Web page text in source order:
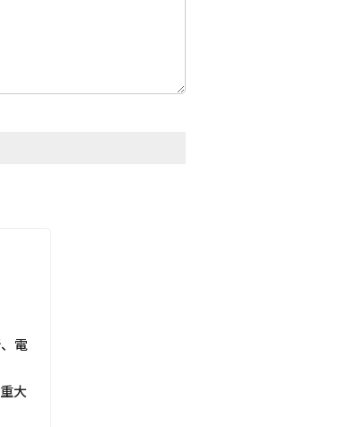
電
大